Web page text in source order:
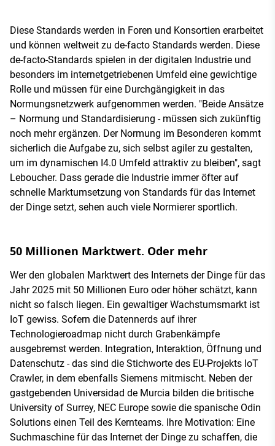
Diese Standards werden in Foren und Konsortien erarbeitet
und können weltweit zu de-facto Standards werden. Diese
de-facto-Standards spielen in der digitalen Industrie und
besonders im internetgetriebenen Umfeld eine gewichtige
Rolle und müssen für eine Durchgängigkeit in das
Normungsnetzwerk aufgenommen werden. "Beide Ansätze
– Normung und Standardisierung - müssen sich zukünftig
noch mehr ergänzen. Der Normung im Besonderen kommt
sicherlich die Aufgabe zu, sich selbst agiler zu gestalten,
um im dynamischen I4.0 Umfeld attraktiv zu bleiben", sagt
Leboucher. Dass gerade die Industrie immer öfter auf
schnelle Marktumsetzung von Standards für das Internet
der Dinge setzt, sehen auch viele Normierer sportlich.
50 Millionen Marktwert. Oder mehr
Wer den globalen Marktwert des Internets der Dinge für das
Jahr 2025 mit 50 Millionen Euro oder höher schätzt, kann
nicht so falsch liegen. Ein gewaltiger Wachstumsmarkt ist
IoT gewiss. Sofern die Datennerds auf ihrer
Technologieroadmap nicht durch Grabenkämpfe
ausgebremst werden. Integration, Interaktion, Öffnung und
Datenschutz - das sind die Stichworte des EU-Projekts IoT
Crawler, in dem ebenfalls Siemens mitmischt. Neben der
gastgebenden Universidad de Murcia bilden die britische
University of Surrey, NEC Europe sowie die spanische Odin
Solutions einen Teil des Kernteams. Ihre Motivation: Eine
Suchmaschine für das Internet der Dinge zu schaffen, die